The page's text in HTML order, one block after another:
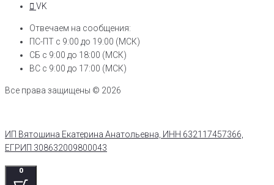
VK
Отвечаем на сообщения:
ПС-ПТ с 9:00 до 19:00 (МСК)
СБ с 9:00 до 18:00 (МСК)
ВС с 9:00 до 17:00 (МСК)
Все права защищены © 2026
ИП Вятошина Екатерина Анатольевна, ИНН 632117457366,
ЕГРИП 308632009800043
0